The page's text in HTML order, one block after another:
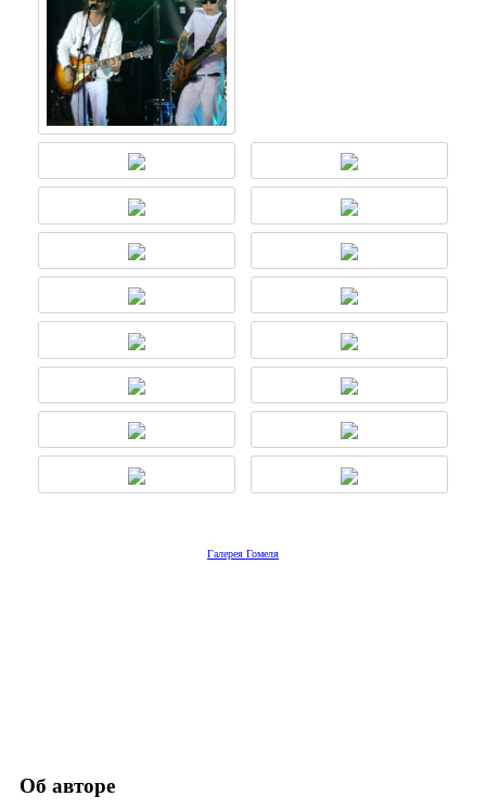
Галерея Гомеля
Об авторе